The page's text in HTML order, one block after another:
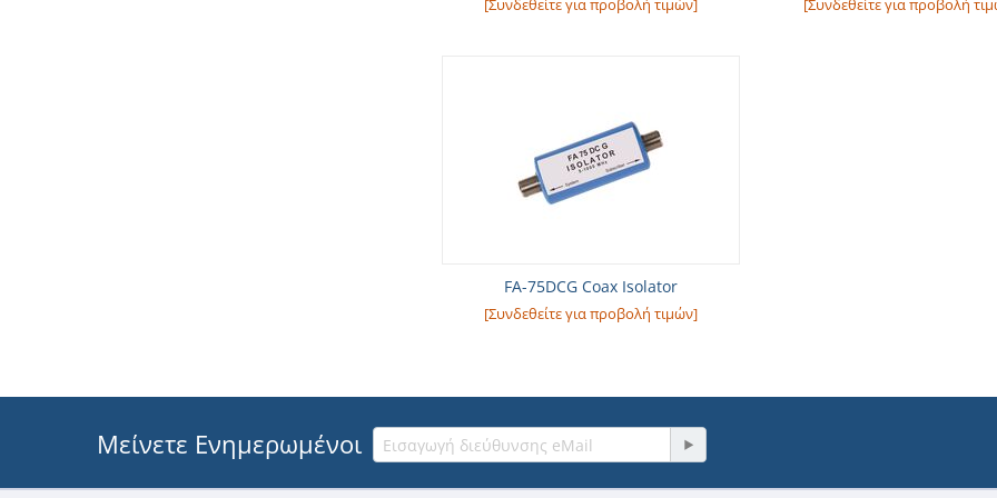
[Συνδεθείτε για προβολή τιμών] [Συνδεθείτε για προβολή
FA-75DCG Coax Isolator
[Συνδεθείτε για προβολή τιμών]
Μείνετε Ενημερωμένοι